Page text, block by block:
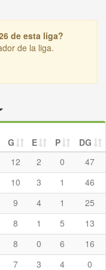
de esta liga?
de la liga.
G E P
DG
12 2 0
47
10 3 1
46
9 4 1
25
8 1 5
13
8 0 6
16
7 3 4 0